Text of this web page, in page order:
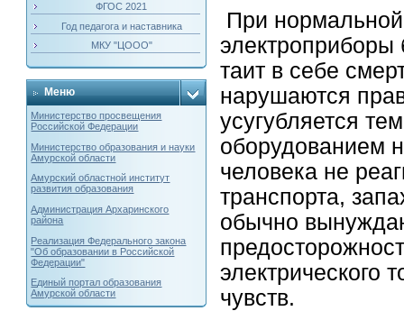
ФГОС 2021
Год педагога и наставника
МКУ "ЦООО"
Меню
Министерство просвещения
Российской Федерации
Министерство образования и науки
Амурской области
Амурский областной институт
развития образования
Администрация Архаринского
района
Реализация Федерального закона
"Об образовании в Российской
Федерации"
Единый портал образования
Амурской области
При нормальной
электроприборы
таит в себе
нарушаются
усугубляется
оборудованием
человека не
транспорта,
обычно
электрического
чувств.